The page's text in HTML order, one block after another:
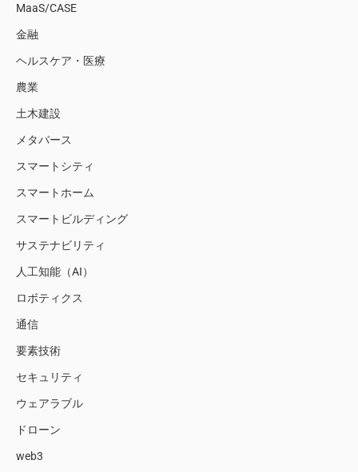
MaaS/CASE
金融
ヘルスケア・医療
農業
土木建設
メタバース
スマートシティ
スマートホーム
スマートビルディング
サステナビリティ
人工知能（AI）
ロボティクス
通信
要素技術
セキュリティ
ウェアラブル
ドローン
web3